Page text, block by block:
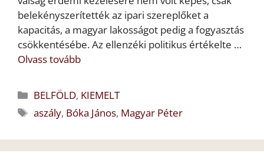
belekényszerítették az ipari szereplőket a
kapacitás, a magyar lakosságot pedig a fogyasztás
csökkentésébe. Az ellenzéki politikus értékelte …
Olvass tovább
Kategória
BELFÖLD, KIEMELT
Címkék
aszály, Bóka János, Magyar Péter